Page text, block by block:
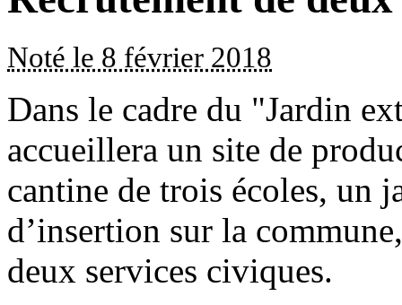
Noté le 8 février 2018
Dans le cadre du "Jardin
accueillera un site de
cantine de trois écoles, un
d’insertion sur la
deux services civiques.